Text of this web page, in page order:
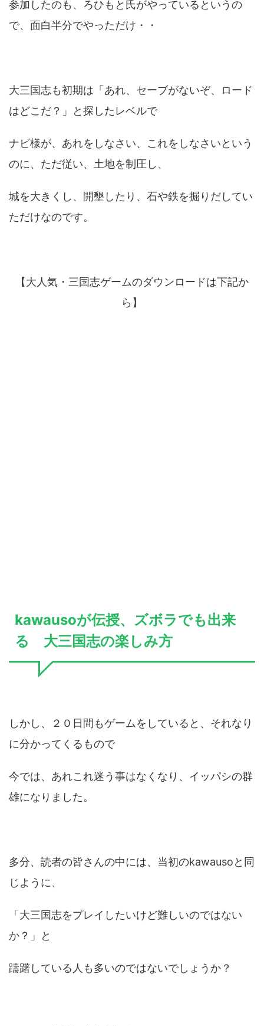
参加したのも、ろひもと氏がやっているというの
で、面白半分でやっただけ・・
大三国志も初期は「あれ、セーブがないぞ、ロード
はどこだ？」と探したレベルで
ナビ様が、あれをしなさい、これをしなさいという
のに、ただ従い、土地を制圧し、
城を大きくし、開墾したり、石や鉄を掘りだしてい
ただけなのです。
【大人気・三国志ゲームのダウンロードは下記か
ら】
kawausoが伝授、ズボラでも出来
る 大三国志の楽しみ方
しかし、２０日間もゲームをしていると、それなり
に分かってくるもので
今では、あれこれ迷う事はなくなり、イッパシの群
雄になりました。
多分、読者の皆さんの中には、当初のkawausoと同
じように、
「大三国志をプレイしたいけど難しいのではない
か？」と
躊躇している人も多いのではないでしょうか？